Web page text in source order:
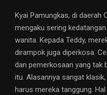
Kyai Pamungkas, di daerah
mengaku sering
wanita. Kepada Teddy,
dirampok juga diperkosa.
dan pemerkosaan yang tak
itu. Alasannya sangat
harus mereka tanggung.